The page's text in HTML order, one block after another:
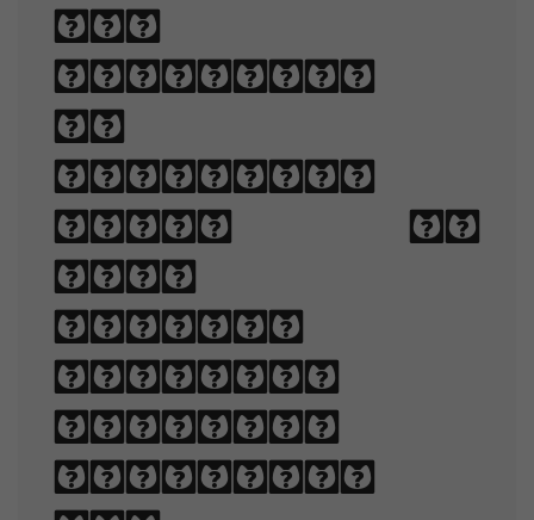
and
technique
of
arranging
type to
make
written
language
legible,
readable,